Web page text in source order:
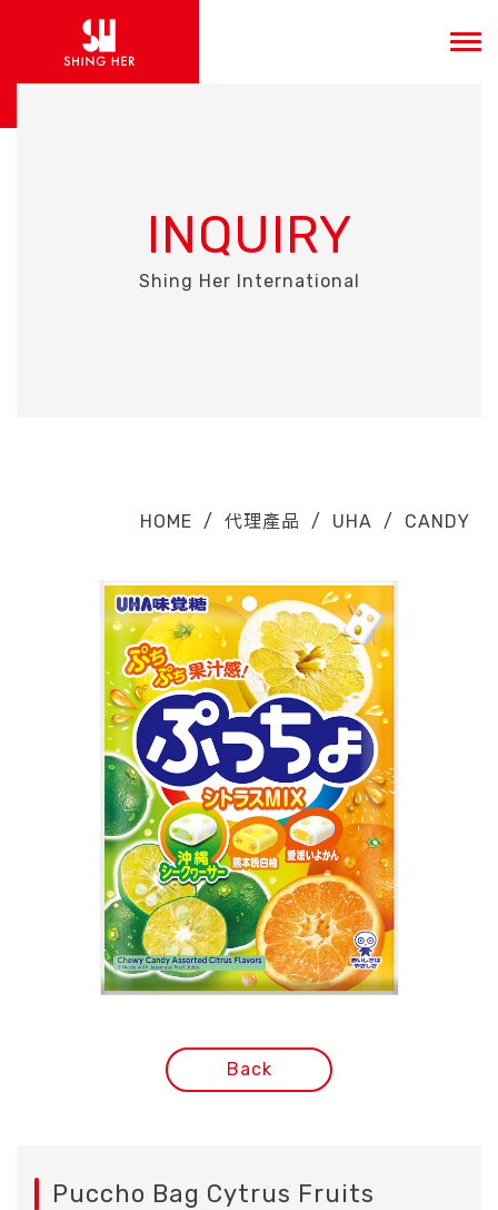
INQUIRY
Shing Her International
HOME / 代理產品 / UHA / CANDY
Back
Puccho Bag Cytrus Fruits